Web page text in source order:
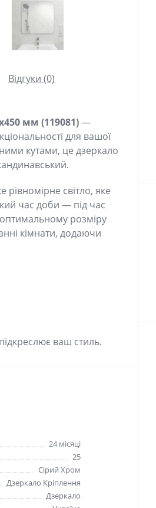
Відгуки (0)
мм (119081)—
для вашої
кутами, це дзеркало
рівномірне світло, яке
час доби — під час
розміру
кімнати, додаючи
ваш стиль.
24 мiсяцi
25
Сiрий Хром
Дзеркало Крiплення
Дзеркало